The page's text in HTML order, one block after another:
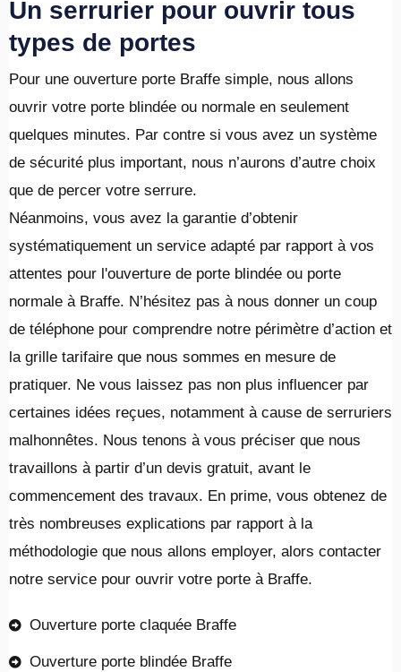
Un serrurier pour ouvrir tous
types de portes
Pour une ouverture porte Braffe simple, nous allons
ouvrir votre porte blindée ou normale en seulement
quelques minutes. Par contre si vous avez un système
de sécurité plus important, nous n’aurons d’autre choix
que de percer votre serrure.
Néanmoins, vous avez la garantie d’obtenir
systématiquement un service adapté par rapport à vos
attentes pour l'ouverture de porte blindée ou porte
normale à Braffe. N’hésitez pas à nous donner un coup
de téléphone pour comprendre notre périmètre d’action et
la grille tarifaire que nous sommes en mesure de
pratiquer. Ne vous laissez pas non plus influencer par
certaines idées reçues, notamment à cause de serruriers
malhonnêtes. Nous tenons à vous préciser que nous
travaillons à partir d’un devis gratuit, avant le
commencement des travaux. En prime, vous obtenez de
très nombreuses explications par rapport à la
méthodologie que nous allons employer, alors contacter
notre service pour ouvrir votre porte à Braffe.
Ouverture porte claquée Braffe
Ouverture porte blindée Braffe